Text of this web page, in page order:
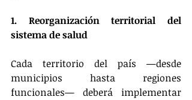
1. Reorganización territorial del
sistema de salud
Cada territorio del país —desde
municipios hasta regiones
funcionales— deberá implementar